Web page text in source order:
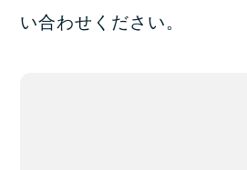
い合わせください。